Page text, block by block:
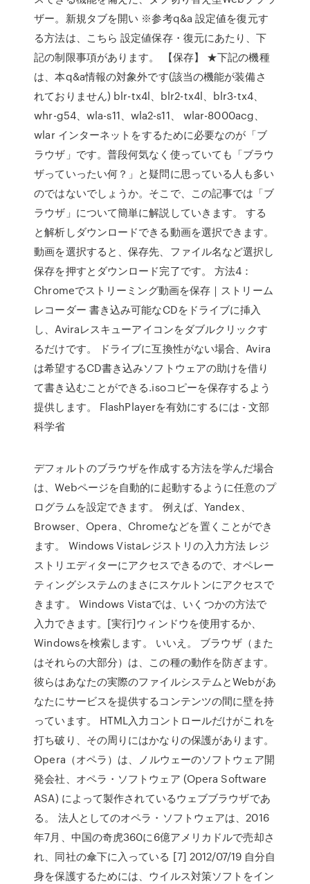
ザー。新規タブを開い ※参考q&a 設定値を復元す
る方法は、こちら 設定値保存・復元にあたり、下
記の制限事項があります。 【保存】 ★下記の機種
は、本q&a情報の対象外です(該当の機能が装備さ
れておりません) blr-tx4l、blr2-tx4l、blr3-tx4、
whr-g54、wla-s11、wla2-s11、 wlar-8000acg、
wlar インターネットをするために必要なのが「ブ
ラウザ」です。普段何気なく使っていても「ブラウ
ザっていったい何？」と疑問に思っている人も多い
のではないでしょうか。そこで、この記事では「ブ
ラウザ」について簡単に解説していきます。 する
と解析しダウンロードできる動画を選択できます。
動画を選択すると、保存先、ファイル名など選択し
保存を押すとダウンロード完了です。 方法4：
Chromeでストリーミング動画を保存｜ストリーム
レコーダー 書き込み可能なCDをドライブに挿入
し、Aviraレスキューアイコンをダブルクリックす
るだけです。 ドライブに互換性がない場合、Avira
は希望するCD書き込みソフトウェアの助けを借り
て書き込むことができる.isoコピーを保存するよう
提供します。 FlashPlayerを有効にするには - 文部
科学省
デフォルトのブラウザを作成する方法を学んだ場合
は、Webページを自動的に起動するように任意のプ
ログラムを設定できます。 例えば、Yandex、
Browser、Opera、Chromeなどを置くことができ
ます。 Windows Vistaレジストリの入力方法 レジ
ストリエディターにアクセスできるので、オペレー
ティングシステムのまさにスケルトンにアクセスで
きます。 Windows Vistaでは、いくつかの方法で
入力できます。[実行]ウィンドウを使用するか、
Windowsを検索します。 いいえ。 ブラウザ（また
はそれらの大部分）は、この種の動作を防ぎます。
彼らはあなたの実際のファイルシステムとWebがあ
なたにサービスを提供するコンテンツの間に壁を持
っています。 HTML入力コントロールだけがこれを
打ち破り、その周りにはかなりの保護があります。
Opera（オペラ）は、ノルウェーのソフトウェア開
発会社、オペラ・ソフトウェア (Opera Software
ASA) によって製作されているウェブブラウザであ
る。 法人としてのオペラ・ソフトウェアは、2016
年7月、中国の奇虎360に6億アメリカドルで売却さ
れ、同社の傘下に入っている [7] 2012/07/19 自分自
身を保護するためには、ウイルス対策ソフトをイン